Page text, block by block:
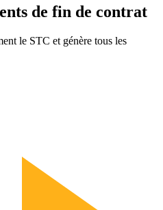
de fin de contrat
le STC et génère tous les